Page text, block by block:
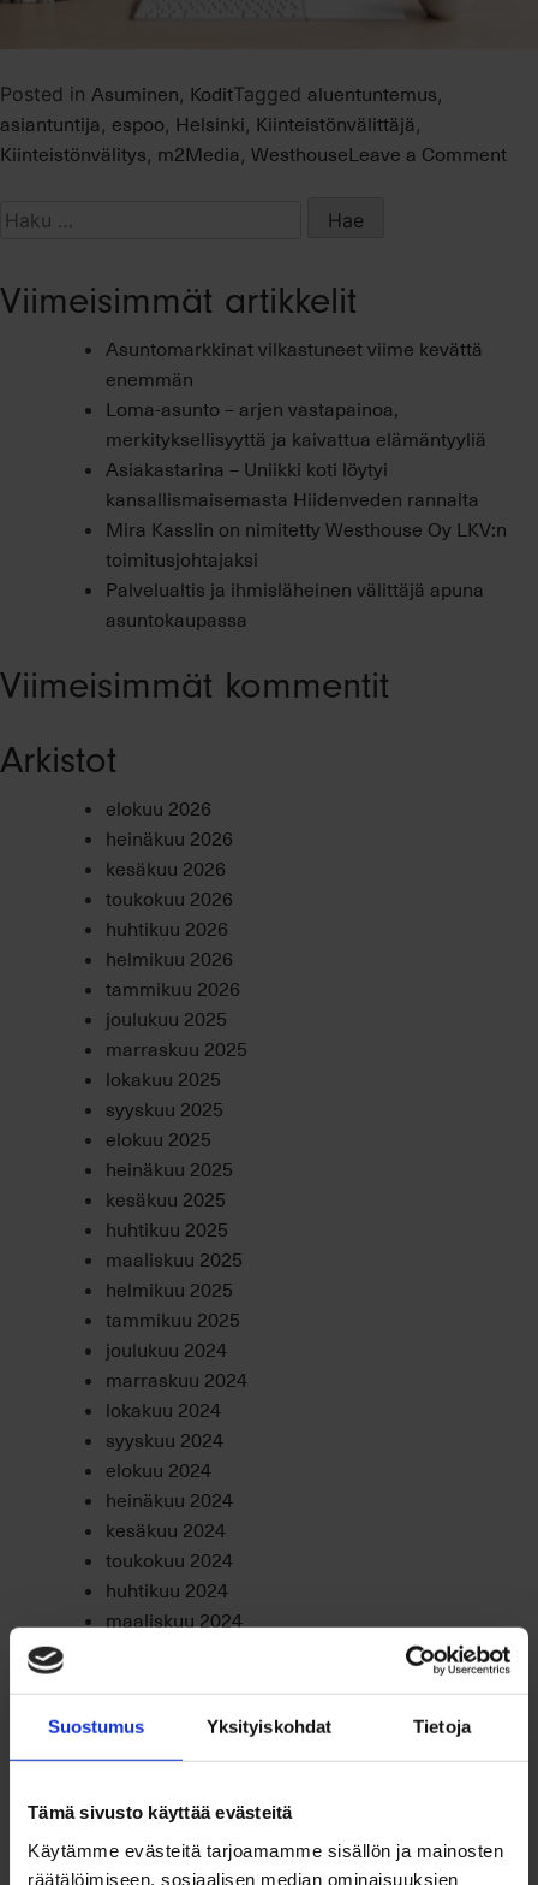
Suostumus Yksityiskohdat Tietoja
Tämä sivusto käyttää evästeitä
Käytämme evästeitä tarjoamamme sisällön ja mainosten
räätälöimiseen, sosiaalisen median ominaisuuksien
Posted in Asuminen, KoditTagged aluentuntemus,
asiantuntija, espoo, Helsinki, Kiinteistönvälittäjä,
Kiinteistönvälitys, m2Media, WesthouseLeave a Commenton
Haku:
Viimeisimmät artikkelit
Asuntomarkkinat vilkastuneet viime kevättä
enemmän
Loma-asunto – arjen vastapainoa,
merkityksellisyyttä ja kaivattua elämäntyyliä
Asiakastarina – Uniikki koti löytyi
kansallismaisemasta Hiidenveden rannalta
Mira Kasslin on nimitetty Westhouse Oy LKV:n
toimitusjohtajaksi
Palvelualtis ja ihmisläheinen välittäjä apuna
asuntokaupassa
Viimeisimmät kommentit
Arkistot
elokuu 2026
heinäkuu 2026
kesäkuu 2026
toukokuu 2026
huhtikuu 2026
helmikuu 2026
tammikuu 2026
joulukuu 2025
marraskuu 2025
lokakuu 2025
syyskuu 2025
elokuu 2025
heinäkuu 2025
kesäkuu 2025
huhtikuu 2025
maaliskuu 2025
helmikuu 2025
tammikuu 2025
joulukuu 2024
marraskuu 2024
lokakuu 2024
syyskuu 2024
elokuu 2024
heinäkuu 2024
kesäkuu 2024
toukokuu 2024
huhtikuu 2024
maaliskuu 2024
marraskuu 2023
lokakuu 2023
syyskuu 2023
elokuu 2023
heinäkuu 2023